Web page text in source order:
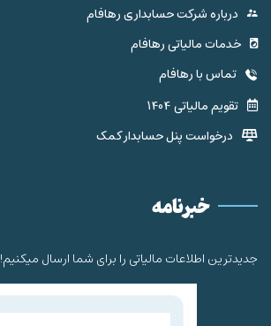
درباره شرکت حسابداری رهافام
خدمات مالیاتی رهافام
تماس با رهافام
تقویم مالیاتی 1404
درخواست پنل حسابدار کمک
خبرنامه
جدیدترین اطلاعات مالیاتی را برای شما ارسال میکنیم!